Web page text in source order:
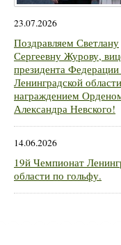
23.07.2026
Поздравляем Светлану
Сергеевну Журову,
президента
Ленинградской
награждением
Александра Невского!
14.06.2026
19й Чемпионат
области по гольфу.